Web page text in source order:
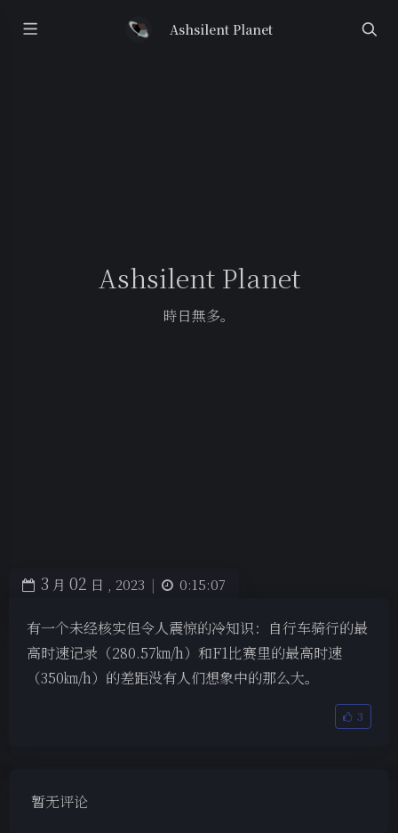
Ashsilent Planet
Ashsilent Planet
時日無多。
3 月 02 日 , 2023 | 0:15:07
有一个未经核实但令人震惊的冷知识：自行车骑行的最
高时速记录（280.57㎞/h）和F1比赛里的最高时速
（350㎞/h）的差距没有人们想象中的那么大。
3
暂无评论